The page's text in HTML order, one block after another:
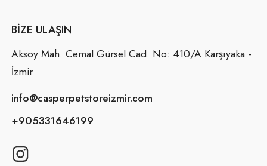
BIZE ULAŞIN
Aksoy Mah. Cemal Gürsel Cad. No: 410/A Karşıyaka -
İzmir
info@casperpetstoreizmir.com
+905331646199